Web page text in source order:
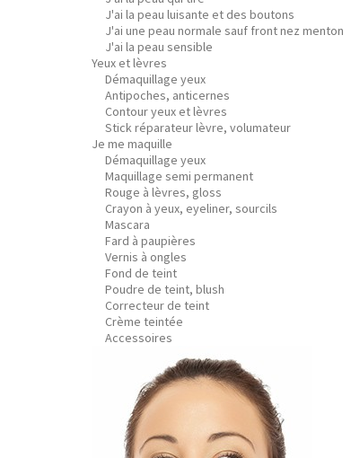
J'ai la peau luisante et des boutons
J'ai une peau normale sauf front nez menton
J'ai la peau sensible
Yeux et lèvres
Démaquillage yeux
Antipoches, anticernes
Contour yeux et lèvres
Stick réparateur lèvre, volumateur
Je me maquille
Démaquillage yeux
Maquillage semi permanent
Rouge à lèvres, gloss
Crayon à yeux, eyeliner, sourcils
Mascara
Fard à paupières
Vernis à ongles
Fond de teint
Poudre de teint, blush
Correcteur de teint
Crème teintée
Accessoires